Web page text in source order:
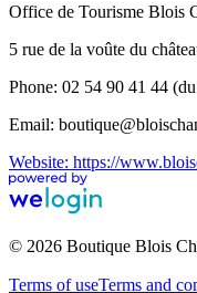
Office de Tourisme Blois
5 rue de la voûte du
Phone: 02 54 90 41 44
Email:
Website: https://
© 2026 Boutique Blois
Terms of useTerms and